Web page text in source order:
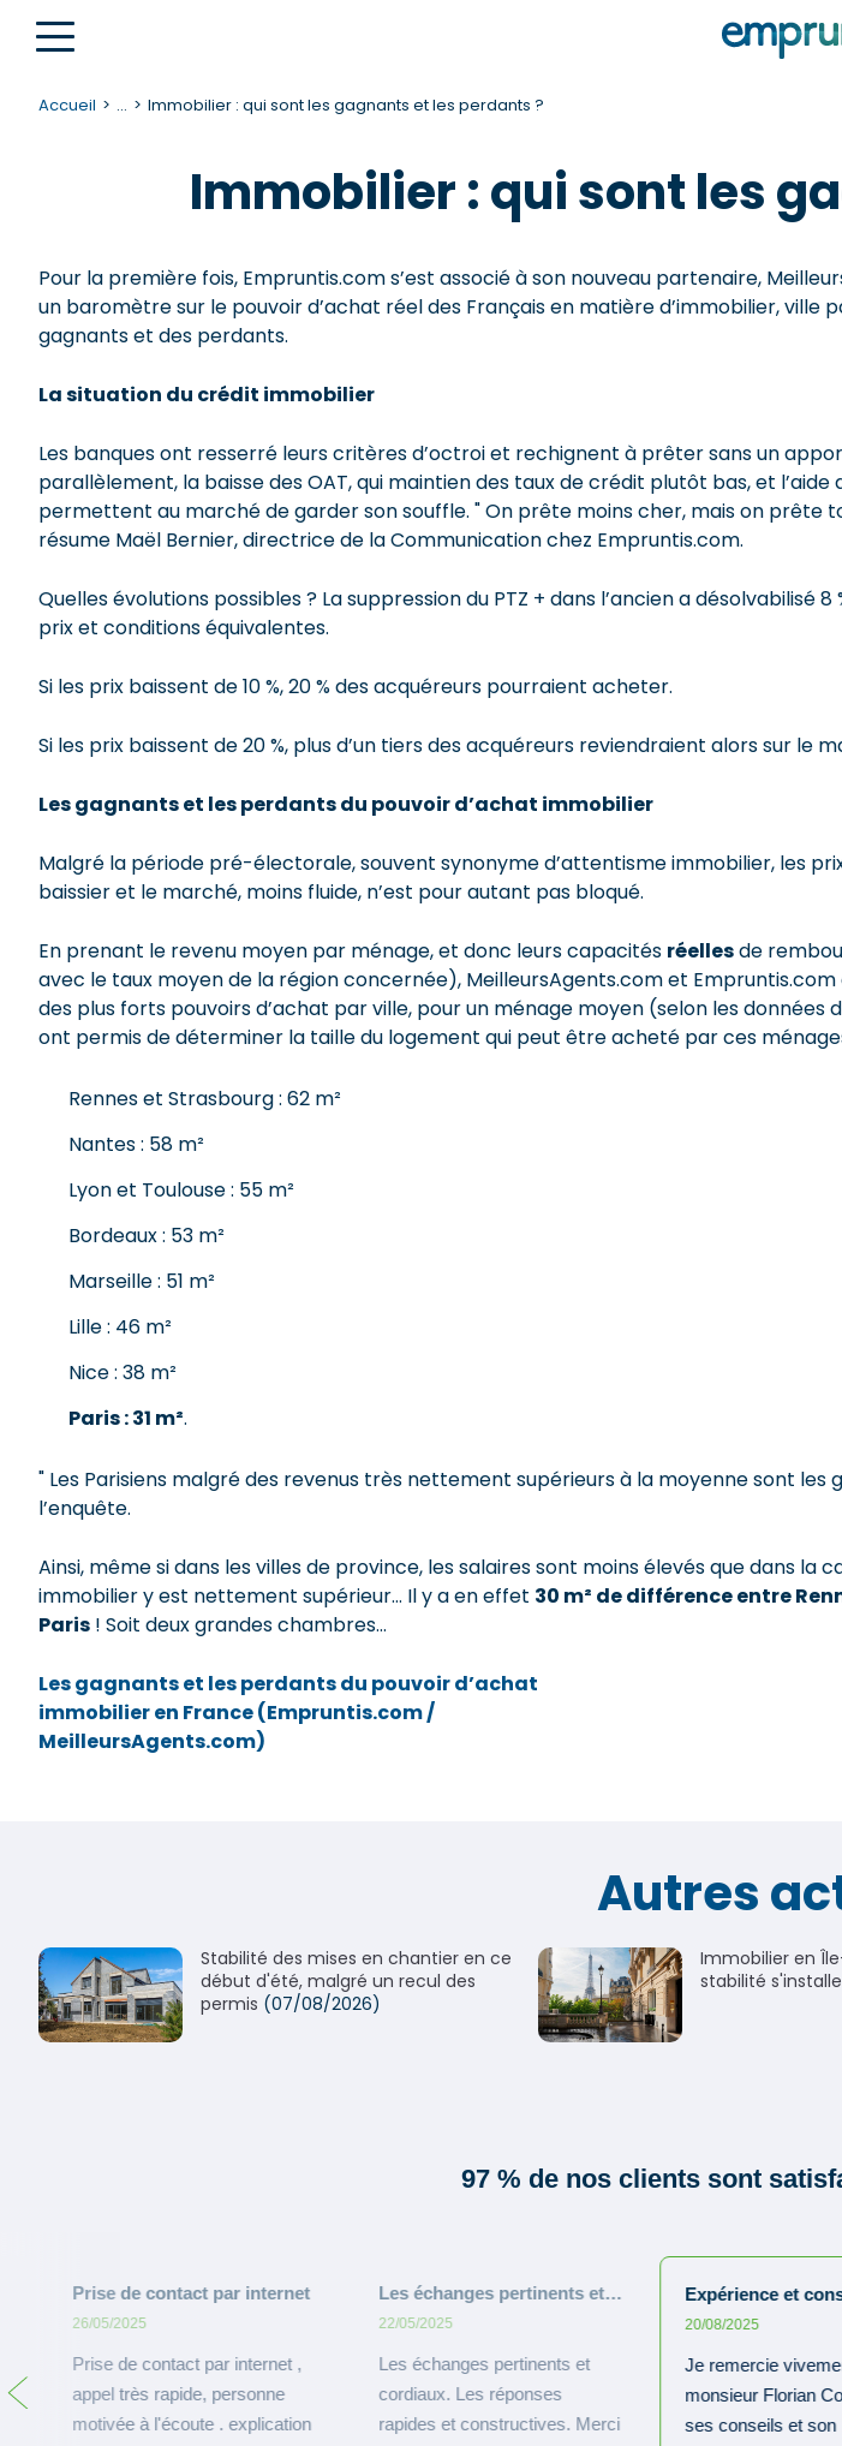
Accueil ... Immobilier : qui sont les gagnants et les perdants ?
Immobilier : qui sont les
Pour la première fois, Empruntis.com s’est associé à son nouveau partenaire,
un baromètre sur le pouvoir d’achat réel des Français en matière d’immobilier, ville
gagnants et des perdants.
La situation du crédit immobilier
Les banques ont resserré leurs critères d’octroi et rechignent à prêter sans un
parallèlement, la baisse des OAT, qui maintien des taux de crédit plutôt bas, et l’aide
permettent au marché de garder son souffle. " On prête moins cher, mais on prête
résume Maël Bernier, directrice de la Communication chez Empruntis.com.
Quelles évolutions possibles ? La suppression du PTZ + dans l’ancien a désolvabilisé
prix et conditions équivalentes.
Si les prix baissent de 10 %, 20 % des acquéreurs pourraient acheter.
Si les prix baissent de 20 %, plus d’un tiers des acquéreurs reviendraient alors sur le
Les gagnants et les perdants du pouvoir d’achat immobilier
Malgré la période pré-électorale, souvent synonyme d’attentisme immobilier, les
baissier et le marché, moins fluide, n’est pour autant pas bloqué.
En prenant le revenu moyen par ménage, et donc leurs capacités réellesde
avec le taux moyen de la région concernée), MeilleursAgents.com et
des plus forts pouvoirs d’achat par ville, pour un ménage moyen (selon les données
ont permis de déterminer la taille du logement qui peut être acheté par ces
Rennes et Strasbourg : 62 m²
Nantes : 58 m²
Lyon et Toulouse : 55 m²
Bordeaux : 53 m²
Marseille : 51 m²
Lille : 46 m²
Nice : 38 m²
Paris : 31 m².
" Les Parisiens malgré des revenus très nettement supérieurs à la moyenne sont les
l’enquête.
Ainsi, même si dans les villes de province, les salaires sont moins élevés que dans la
immobilier y est nettement supérieur… Il y a en effet 30 m² de différence entre
Paris ! Soit deux grandes chambres…
Les gagnants et les perdants du pouvoir d’achat
immobilier en France (Empruntis.com /
MeilleursAgents.com)
Autres
Stabilité des mises en chantier en ce
début d'été, malgré un recul des
permis (07/08/2026)
Immobilier en
stabilité s'installe